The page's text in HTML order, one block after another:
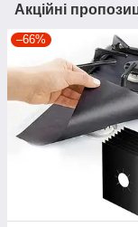
Акційні
–66%